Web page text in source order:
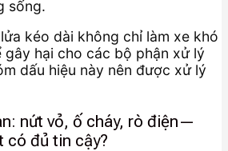
sống.
kéo dài không chỉ làm xe khó
gây hại cho các bộ phận xử lý
dấu hiệu này nên được xử lý
nứt vỏ, ố cháy, rò điện—
có đủ tin cậy?